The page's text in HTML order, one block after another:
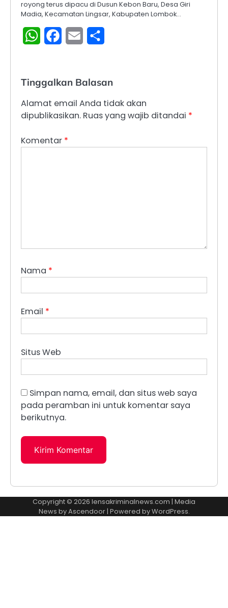
royong terus dipacu di Dusun Kebon Baru, Desa Giri
Madia, Kecamatan Lingsar, Kabupaten Lombok…
WhatsAppFacebook
Email
Tinggalkan Balasan
Alamat email Anda tidak akan
dipublikasikan. Ruas yang wajib ditandai *
Komentar *
Nama *
Email *
Situs Web
Simpan nama, email, dan situs web saya
pada peramban ini untuk komentar saya
berikutnya.
Copyright © 2026 lensakriminalnews.com | Media
News byAscendoor| Powered byWordPress.